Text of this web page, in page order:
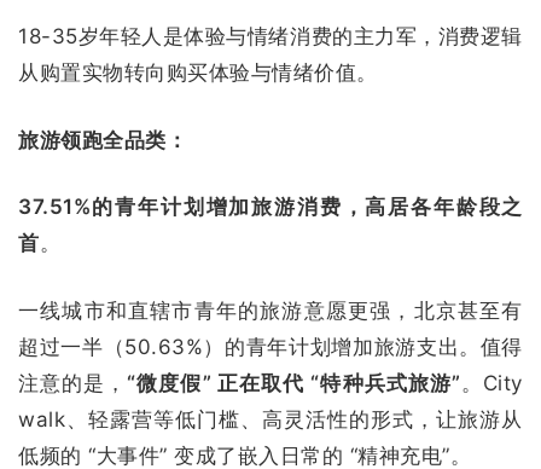
18-35岁年轻人是体验与情绪消费的主力军，消费逻辑
从购置实物转向购买体验与情绪价值。
旅游领跑全品类：
37.51%的青年计划增加旅游消费，高居各年龄段之
首。
一线城市和直辖市青年的旅游意愿更强，北京甚至有
超过一半（50.63%）的青年计划增加旅游支出。值得
注意的是， “微度假” 正在取代 “特种兵式旅游” 。City
walk、轻露营等低门槛、高灵活性的形式，让旅游从
低频的 “大事件” 变成了嵌入日常的 “精神充电”。